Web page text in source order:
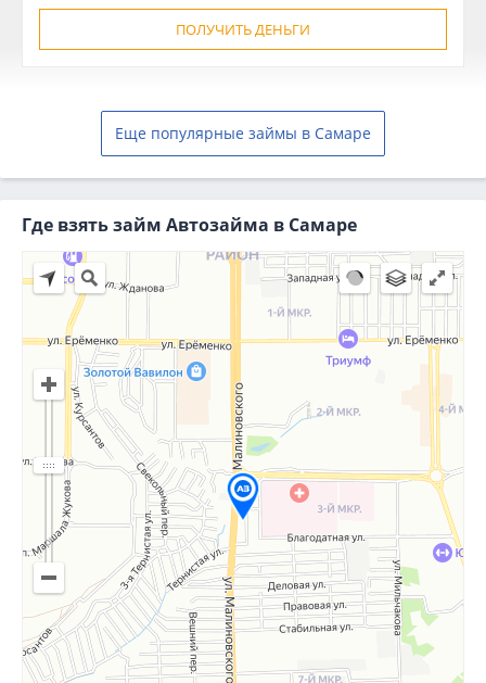
ПОЛУЧИТЬ ДЕНЬГИ
Еще популярные займы в Самаре
Где взять займ Автозайма в Самаре